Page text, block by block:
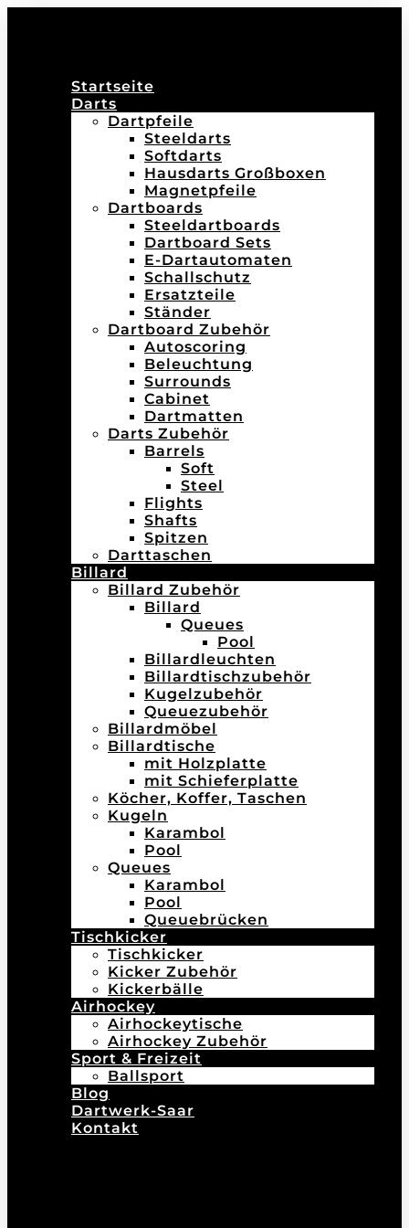
Startseite
Darts
Dartpfeile
Steeldarts
Softdarts
Hausdarts Großboxen
Magnetpfeile
Dartboards
Steeldartboards
Dartboard Sets
E-Dartautomaten
Schallschutz
Ersatzteile
Ständer
Dartboard Zubehör
Autoscoring
Beleuchtung
Surrounds
Cabinet
Dartmatten
Darts Zubehör
Barrels
Soft
Steel
Flights
Shafts
Spitzen
Darttaschen
Billard
Billard Zubehör
Billard
Queues
Pool
Billardleuchten
Billardtischzubehör
Kugelzubehör
Queuezubehör
Billardmöbel
Billardtische
mit Holzplatte
mit Schieferplatte
Köcher, Koffer, Taschen
Kugeln
Karambol
Pool
Queues
Karambol
Pool
Queuebrücken
Tischkicker
Tischkicker
Kicker Zubehör
Kickerbälle
Airhockey
Airhockeytische
Airhockey Zubehör
Sport & Freizeit
Ballsport
Blog
Dartwerk-Saar
Kontakt